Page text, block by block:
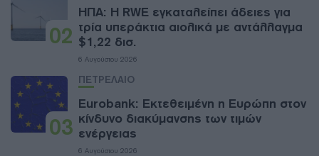
02
ΗΠΑ: Η RWE εγκαταλείπει άδειες για
τρία υπεράκτια αιολικά με αντάλλαγμα
$1,22 δισ.
6 Αυγούστου 2026
03
ΠΕΤΡΕΛΑΙΟ
Eurobank: Εκτεθειμένη η Ευρώπη στον
κίνδυνο διακύμανσης των τιμών
ενέργειας
6 Αυγούστου 2026